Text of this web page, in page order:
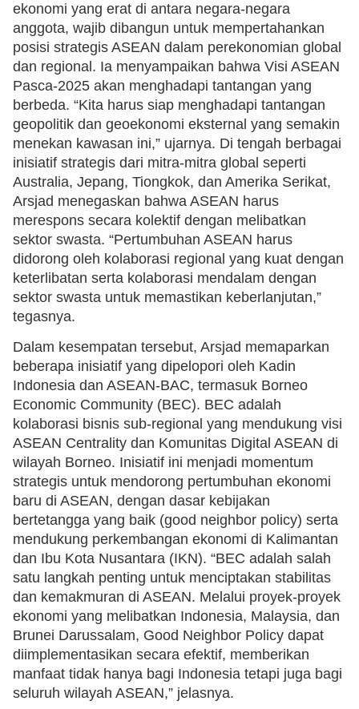
ekonomi yang erat di antara negara-negara
anggota, wajib dibangun untuk mempertahankan
posisi strategis ASEAN dalam perekonomian global
dan regional. Ia menyampaikan bahwa Visi ASEAN
Pasca-2025 akan menghadapi tantangan yang
berbeda. “Kita harus siap menghadapi tantangan
geopolitik dan geoekonomi eksternal yang semakin
menekan kawasan ini,” ujarnya. Di tengah berbagai
inisiatif strategis dari mitra-mitra global seperti
Australia, Jepang, Tiongkok, dan Amerika Serikat,
Arsjad menegaskan bahwa ASEAN harus
merespons secara kolektif dengan melibatkan
sektor swasta. “Pertumbuhan ASEAN harus
didorong oleh kolaborasi regional yang kuat dengan
keterlibatan serta kolaborasi mendalam dengan
sektor swasta untuk memastikan keberlanjutan,”
tegasnya.
Dalam kesempatan tersebut, Arsjad memaparkan
beberapa inisiatif yang dipelopori oleh Kadin
Indonesia dan ASEAN-BAC, termasuk Borneo
Economic Community (BEC). BEC adalah
kolaborasi bisnis sub-regional yang mendukung visi
ASEAN Centrality dan Komunitas Digital ASEAN di
wilayah Borneo. Inisiatif ini menjadi momentum
strategis untuk mendorong pertumbuhan ekonomi
baru di ASEAN, dengan dasar kebijakan
bertetangga yang baik (good neighbor policy) serta
mendukung perkembangan ekonomi di Kalimantan
dan Ibu Kota Nusantara (IKN). “BEC adalah salah
satu langkah penting untuk menciptakan stabilitas
dan kemakmuran di ASEAN. Melalui proyek-proyek
ekonomi yang melibatkan Indonesia, Malaysia, dan
Brunei Darussalam, Good Neighbor Policy dapat
diimplementasikan secara efektif, memberikan
manfaat tidak hanya bagi Indonesia tetapi juga bagi
seluruh wilayah ASEAN,” jelasnya.